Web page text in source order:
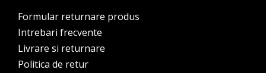
Formular returnare produs
Intrebari frecvente
Livrare si returnare
Politica de retur